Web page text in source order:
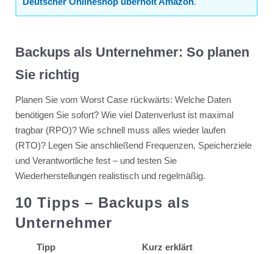
Backups als Unternehmer: So planen
Sie richtig
Planen Sie vom Worst Case rückwärts: Welche Daten
benötigen Sie sofort? Wie viel Datenverlust ist maximal
tragbar (RPO)? Wie schnell muss alles wieder laufen
(RTO)? Legen Sie anschließend Frequenzen, Speicherziele
und Verantwortliche fest – und testen Sie
Wiederherstellungen realistisch und regelmäßig.
10 Tipps – Backups als
Unternehmer
Tipp Kurz erklärt